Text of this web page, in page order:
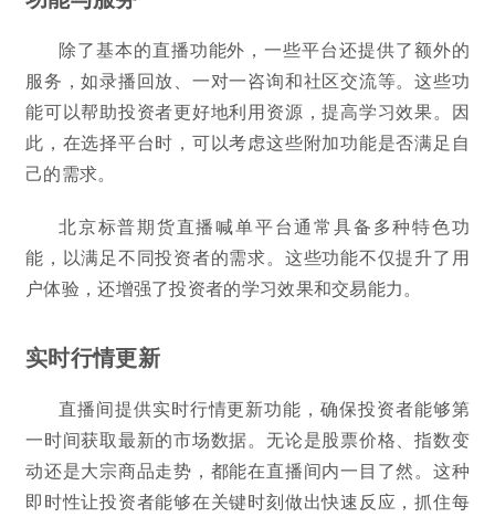
除了基本的直播功能外，一些平台还提供了额外的
服务，如录播回放、一对一咨询和社区交流等。这些功
能可以帮助投资者更好地利用资源，提高学习效果。因
此，在选择平台时，可以考虑这些附加功能是否满足自
己的需求。
北京标普期货直播喊单平台通常具备多种特色功
能，以满足不同投资者的需求。这些功能不仅提升了用
户体验，还增强了投资者的学习效果和交易能力。
实时行情更新
直播间提供实时行情更新功能，确保投资者能够第
一时间获取最新的市场数据。无论是股票价格、指数变
动还是大宗商品走势，都能在直播间内一目了然。这种
即时性让投资者能够在关键时刻做出快速反应，抓住每